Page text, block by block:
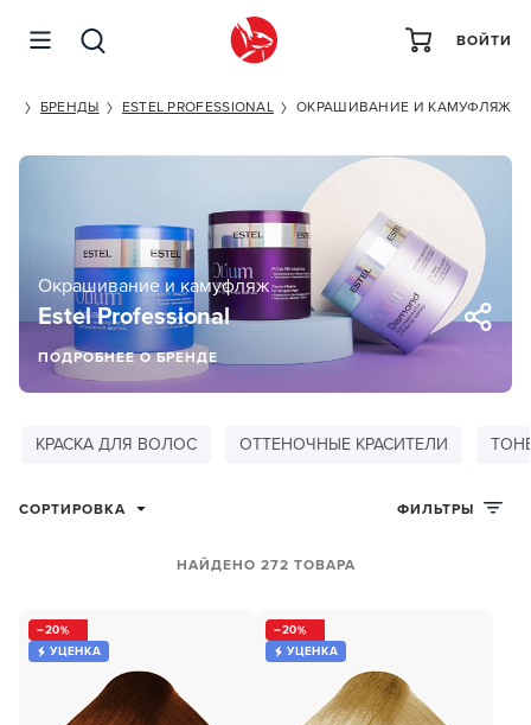
ВОЙТИ
БРЕНДЫ ESTEL PROFESSIONAL ОКРАШИВАНИЕ И КАМУФЛЯЖ
Estel Professional
Окрашивание и камуфляж
ПОДРОБНЕЕ О БРЕНДЕ
КРАСКА ДЛЯ ВОЛОС ОТТЕНОЧНЫЕ КРАСИТЕЛИ
СОРТИРОВКА
НАЙДЕНО 272 ТОВАРА
ФИЛЬТРЫ
20
УЦЕНКА
20
УЦЕНКА